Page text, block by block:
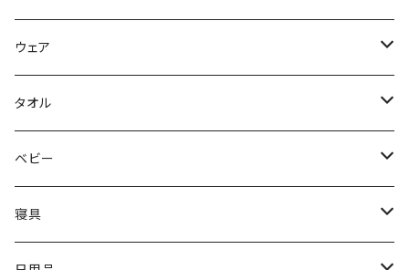
FreshService
N.HOOLYWOOD
Hippopotamus
oblada
母の日ギフト
出産祝い
〜5,000円
5,001〜10,000円
結婚祝い
〜5,000円
5,001〜10,000円
新築・引越祝い
〜5,000円
ウェア
メンズウェア
レディースウェア
Tシャツ
タオル
タオル
限定カラー
ホームグッズ
ベビー
出産ご準備
寝具